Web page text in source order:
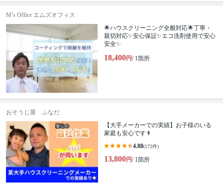
M’s Office エムズオフィス
🌟ハウスクリーニング全般対応🌟丁寧・
親切対応✨安心保証✨エコ洗剤使用で安心
安全✨
18,400円/ 1箇所
おそうじ屋 ふなだ
【大手メーカーでの実績】お子様のいる
家庭も安心です👨
4.80(172件)
13,800円/ 1箇所